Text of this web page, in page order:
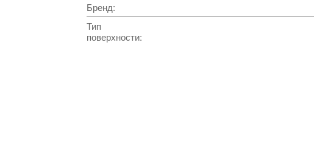
Бренд:
Тип
поверхности: